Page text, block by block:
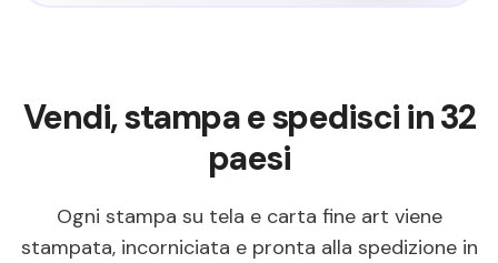
Vendi, stampa e spedisci in 32
paesi
Ogni stampa su tela e carta fine art viene
stampata, incorniciata e pronta alla spedizione in